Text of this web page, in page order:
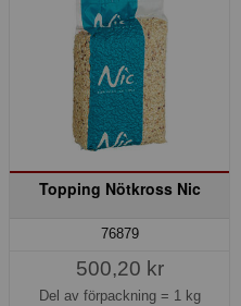
Topping Nötkross Nic
76879
500,20 kr
Del av förpackning = 1 kg